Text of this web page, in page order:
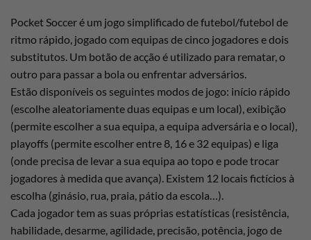
Pocket Soccer é um jogo simplificado de futebol/futebol de
ritmo rápido, jogado com equipas de cinco jogadores e dois
substitutos. Um botão de acção é utilizado para rematar, o
outro para passar a bola ou enfrentar adversários.
Estão disponíveis os seguintes modos de jogo: início rápido
(escolhe aleatoriamente duas equipas e um local), exibição
(permite escolher a sua equipa, a equipa adversária e o local),
playoffs (permite escolher entre 8, 16 e 32 equipas) e liga
(onde precisa de levar a sua equipa ao topo e pode trocar
jogadores à medida que avança). Existem 12 locais fictícios à
escolha (ginásio, rua, praia, pátio da escola…).
Cada jogador tem as suas próprias estatísticas (resistência,
habilidade, desarme, agilidade, precisão, potência, jogo de